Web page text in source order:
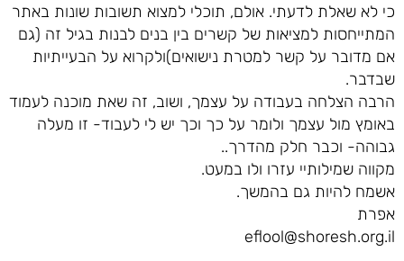
כי לא שאלת לדעתי. אולם, תוכלי למצוא תשובות שונות באתר
המתייחסות למציאות של קשרים בין בנים לבנות בגיל זה (גם
אם מדובר על קשר למטרת נישואים)ולקרוא על הבעייתיות
שבדבר.
הרבה הצלחה בעבודה על עצמך, ושוב, זה שאת מוכנה לעמוד
באומץ מול עצמך ולומר על כך וכך יש לי לעבוד- זו מעלה
גבוהה- וכבר חלק מהדרך..
מקווה שמילותיי עזרו ולו במעט.
אשמח להיות גם בהמשך.
אפרת
eflool@shoresh.org.il